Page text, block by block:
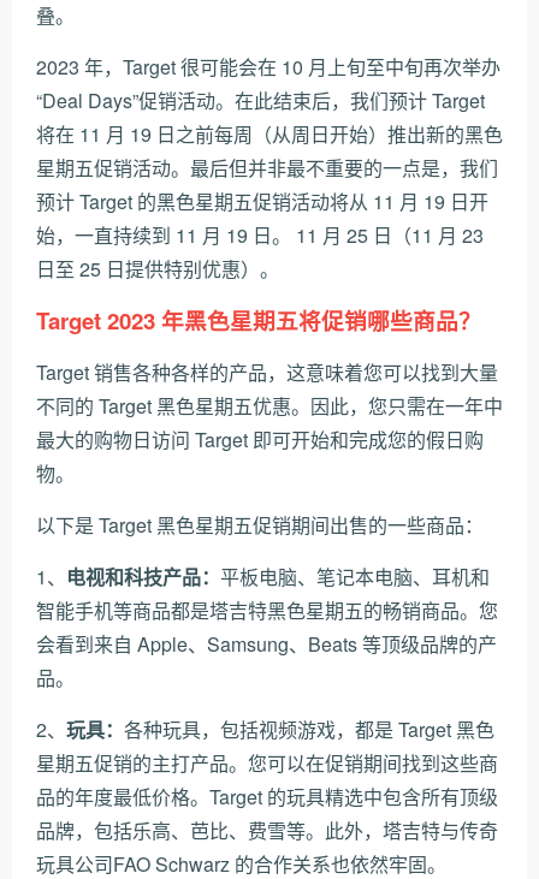
叠。
2023 年，Target 很可能会在 10 月上旬至中旬再次举办
“Deal Days”促销活动。在此结束后，我们预计 Target
将在 11 月 19 日之前每周（从周日开始）推出新的黑色
星期五促销活动。最后但并非最不重要的一点是，我们
预计 Target 的黑色星期五促销活动将从 11 月 19 日开
始，一直持续到 11 月 19 日。 11 月 25 日（11 月 23
日至 25 日提供特别优惠）。
Target 2023 年黑色星期五将促销哪些商品？
Target 销售各种各样的产品，这意味着您可以找到大量
不同的 Target 黑色星期五优惠。因此，您只需在一年中
最大的购物日访问 Target 即可开始和完成您的假日购
物。
以下是 Target 黑色星期五促销期间出售的一些商品：
1、 电视和科技产品： 平板电脑、笔记本电脑、耳机和
智能手机等商品都是塔吉特黑色星期五的畅销商品。您
会看到来自 Apple、Samsung、Beats 等顶级品牌的产
品。
2、 玩具： 各种玩具，包括视频游戏，都是 Target 黑色
星期五促销的主打产品。您可以在促销期间找到这些商
品的年度最低价格。Target 的玩具精选中包含所有顶级
品牌，包括乐高、芭比、费雪等。此外，塔吉特与传奇
玩具公司FAO Schwarz 的合作关系也依然牢固。